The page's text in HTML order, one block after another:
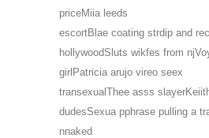
priceMiia leeds
escortBlae coating strdip and
hollywoodSluts wikfes from
girlPatricia arujo vireo seex
transexualThee asss
dudesSexua pphrase pulling a
nnaked